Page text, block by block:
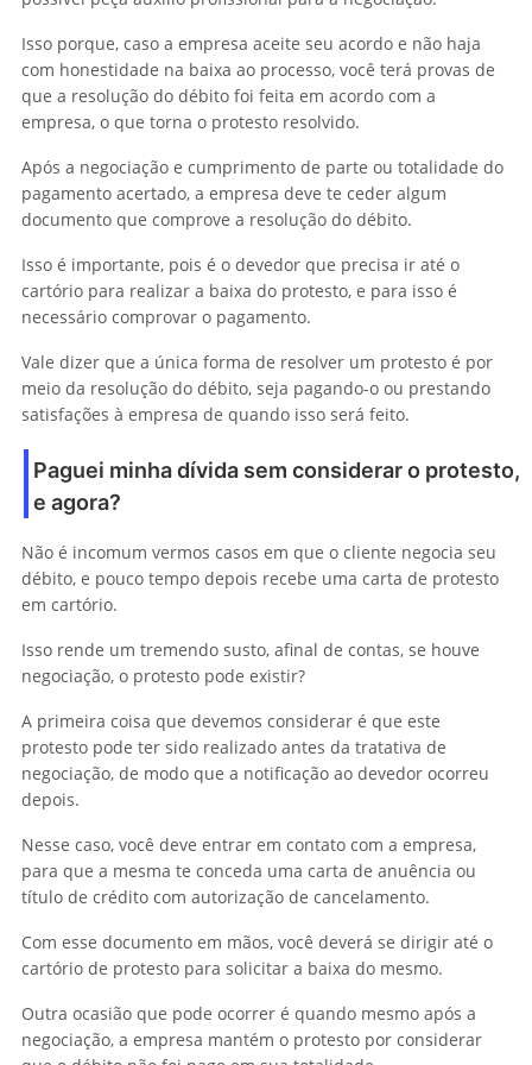
Isso porque, caso a empresa aceite seu acordo e não haja
com honestidade na baixa ao processo, você terá provas de
que a resolução do débito foi feita em acordo com a
empresa, o que torna o protesto resolvido.
Após a negociação e cumprimento de parte ou totalidade do
pagamento acertado, a empresa deve te ceder algum
documento que comprove a resolução do débito.
Isso é importante, pois é o devedor que precisa ir até o
cartório para realizar a baixa do protesto, e para isso é
necessário comprovar o pagamento.
Vale dizer que a única forma de resolver um protesto é por
meio da resolução do débito, seja pagando-o ou prestando
satisfações à empresa de quando isso será feito.
Paguei minha dívida sem considerar o protesto,
e agora?
Não é incomum vermos casos em que o cliente negocia seu
débito, e pouco tempo depois recebe uma carta de protesto
em cartório.
Isso rende um tremendo susto, afinal de contas, se houve
negociação, o protesto pode existir?
A primeira coisa que devemos considerar é que este
protesto pode ter sido realizado antes da tratativa de
negociação, de modo que a notificação ao devedor ocorreu
depois.
Nesse caso, você deve entrar em contato com a empresa,
para que a mesma te conceda uma carta de anuência ou
título de crédito com autorização de cancelamento.
Com esse documento em mãos, você deverá se dirigir até o
cartório de protesto para solicitar a baixa do mesmo.
Outra ocasião que pode ocorrer é quando mesmo após a
negociação, a empresa mantém o protesto por considerar